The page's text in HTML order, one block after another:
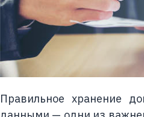
Правильное хранение